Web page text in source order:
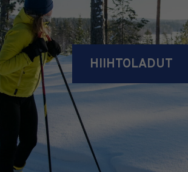
HIIHTOLADUT